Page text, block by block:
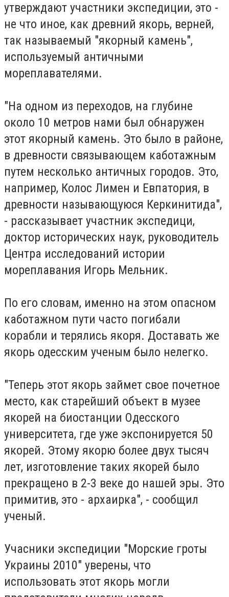
утверждают участники экспедиции, это -
не что иное, как древний якорь, верней,
так называемый "якорный камень",
используемый античными
мореплавателями.
"На одном из переходов, на глубине
около 10 метров нами был обнаружен
этот якорный камень. Это было в районе,
в древности связывающем каботажным
путем несколько античных городов. Это,
например, Колос Лимен и Евпатория, в
древности называющуюся Керкинитида",
- рассказывает участник экспедици,
доктор исторических наук, руководитель
Центра исследований истории
мореплавания Игорь Мельник.
По его словам, именно на этом опасном
каботажном пути часто погибали
корабли и терялись якоря. Доставать же
якорь одесским ученым было нелегко.
"Теперь этот якорь займет свое почетное
место, как старейший объект в музее
якорей на биостанции Одесского
университета, где уже экспонируется 50
якорей. Этому якорю более двух тысяч
лет, изготовление таких якорей было
прекращено в 2-3 веке до нашей эры. Это
примитив, это - архаирка", - сообщил
ученый.
Учасники экспедиции "Морские гроты
Украины 2010" уверены, что
использовать этот якорь могли